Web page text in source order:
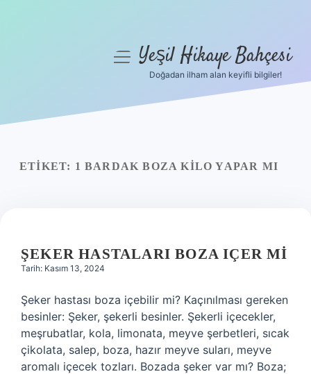
Yasal Uyarı
menüyüYeşil Hikaye Bahçesi
Doğadan ilham alan keyifli bilgiler!
ETIKET: 1 BARDAK BOZA KILO YAPAR MI
ŞEKER HASTALARI BOZA IÇER MI
Tarih: Kasım 13, 2024
Şeker hastası boza içebilir mi? Kaçınılması gereken
besinler: Şeker, şekerli besinler. Şekerli içecekler,
meşrubatlar, kola, limonata, meyve şerbetleri, sıcak
çikolata, salep, boza, hazır meyve suları, meyve
aromalı içecek tozları. Bozada şeker var mı? Boza;